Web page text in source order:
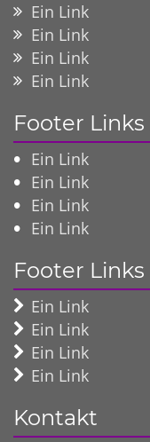
Ein Link
Ein Link
Ein Link
Ein Link
Footer Links
Ein Link
Ein Link
Ein Link
Ein Link
Footer Links
Ein Link
Ein Link
Ein Link
Ein Link
Kontakt